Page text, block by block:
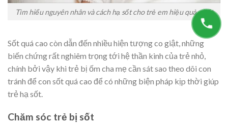
Tìm hiểu nguyên nhân và cách hạ sốt cho trẻ em hiệu quả nhất
Sốt quá cao còn dẫn đến nhiều hiện tượng co giật, những
biến chứng rất nghiêm trọng tới hệ thần kinh của trẻ nhỏ,
chính bởi vậy khi trẻ bị ốm cha mẹ cần sát sao theo dõi con
tránh để con sốt quá cao để có những biện pháp kịp thời giúp
trẻ hạ sốt.
Chăm sóc trẻ bị sốt